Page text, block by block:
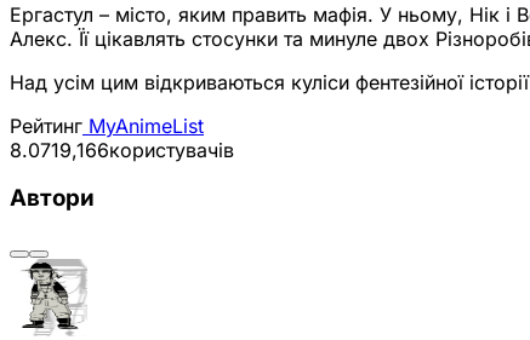
Ергастул – місто, яким править мафія. У ньому, Нік
Алекс. Її цікавлять стосунки та минуле двох
Над усім цим відкриваються куліси фентезійної
Рейтинг MyAnimeList
8.0719,166користувачів
Автори